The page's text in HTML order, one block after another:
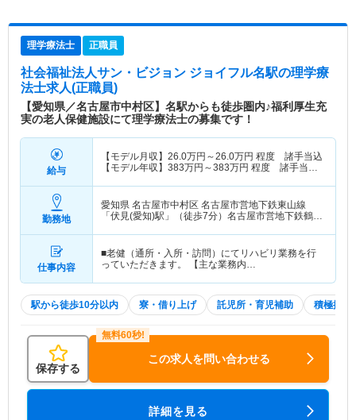
理学療法士 正職員
社会福祉法人サン・ビジョン ジョイフル名駅の理学療
法士求人(正職員)
【愛知県／名古屋市中村区】名駅からも徒歩圏内♪福利厚生充
実の老人保健施設にて理学療法士の募集です！
給与
【モデル月収】 26.0万円～26.0万円 程度 諸手当込
【モデル年収】 383万円～383万円 程度 諸手当・
勤務地
愛知県 名古屋市中村区 名古屋市営地下鉄東山線
「伏見(愛知)駅」（徒歩7分）名古屋市営地下鉄鶴舞
仕事内容
■老健（通所・入所・訪問）にてリハビリ業務を行
っていただきます。 【主な業務内…
駅から徒歩10分以内 寮・借り上げ 託児所・育児補助 積極採用
保存する
この求人を問い合わせる
詳細を見る